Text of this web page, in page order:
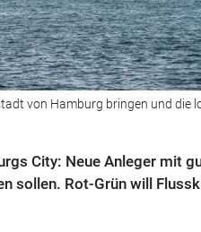
von Hamburg bringen und die
City: Neue Anleger mit
sollen. Rot-Grün will